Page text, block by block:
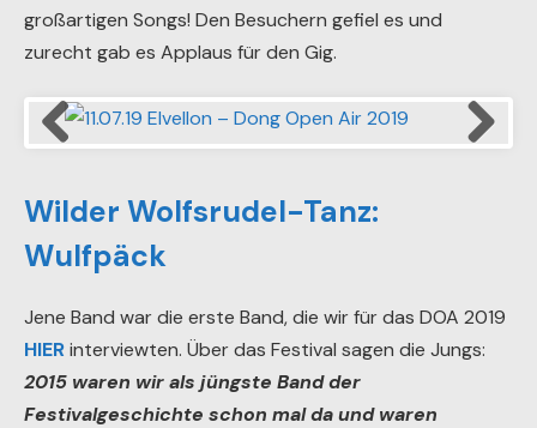
großartigen Songs! Den Besuchern gefiel es und
zurecht gab es Applaus für den Gig.
11.07.19 Elvellon – Dong Open Air 2019
Wilder Wolfsrudel-Tanz:
Wulfpäck
Jene Band war die erste Band, die wir für das DOA 2019
HIERinterviewten. Über das Festival sagen die Jungs:
2015 waren wir als jüngste Band der
Festivalgeschichte schon mal da und waren